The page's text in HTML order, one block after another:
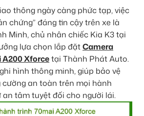
thông ngày càng phức tạp, việc
chứng” đáng tin cậy trên xe là
Minh, chủ nhân chiếc Kia K3 tại
lựa chọn lắp đặtCamera
Xforcetại Thành Phát Auto.
hình thông minh, giúp bảo vệ
cường an toàn trên mọi hành
an tâm tuyệt đối cho người lái.